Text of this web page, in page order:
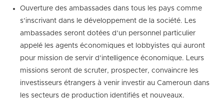
Ouverture des ambassades dans tous les pays comme
s’inscrivant dans le développement de la société. Les
ambassades seront dotées d’un personnel particulier
appelé les agents économiques et lobbyistes qui auront
pour mission de servir d’intelligence économique. Leurs
missions seront de scruter, prospecter, convaincre les
investisseurs étrangers à venir investir au Cameroun dans
les secteurs de production identifiés et nouveaux.